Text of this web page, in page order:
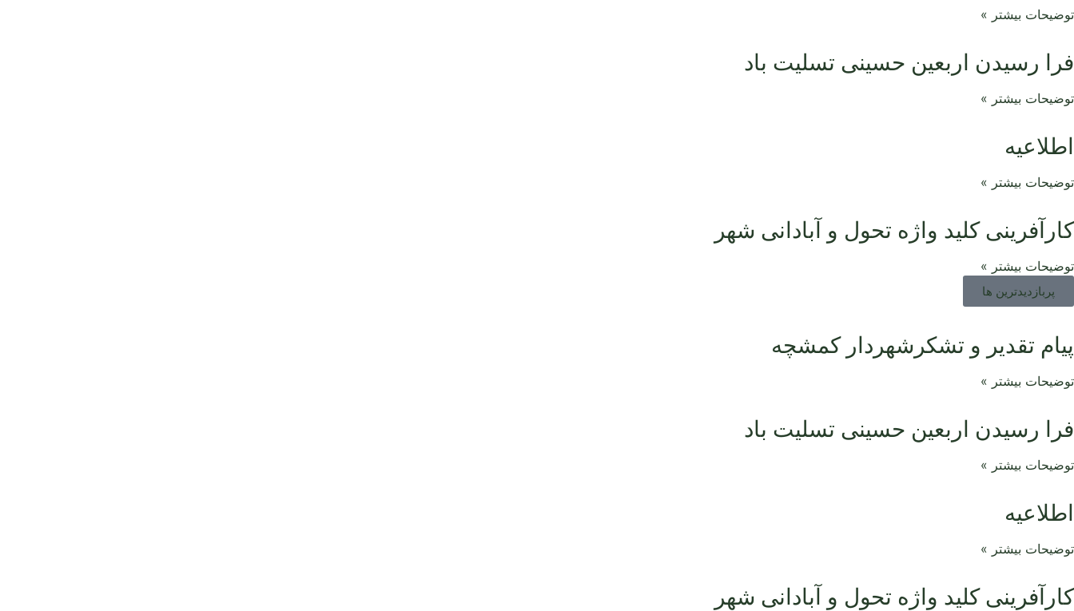
توضیحات بیشتر »
فرا رسیدن اربعین حسینی تسلیت باد
توضیحات بیشتر »
اطلاعیه
توضیحات بیشتر »
کارآفرینی کلید واژه تحول و آبادانی شهر
توضیحات بیشتر »
پربازدیدترین ها
پیام تقدیر و تشکرشهردار کمشچه
توضیحات بیشتر »
فرا رسیدن اربعین حسینی تسلیت باد
توضیحات بیشتر »
اطلاعیه
توضیحات بیشتر »
کارآفرینی کلید واژه تحول و آبادانی شهر